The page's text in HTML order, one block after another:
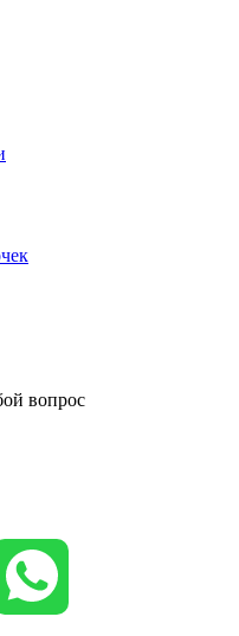
вопрос